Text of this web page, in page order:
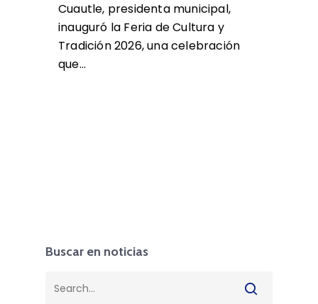
Cuautle, presidenta municipal,
inauguró la Feria de Cultura y
Tradición 2026, una celebración
que…
Buscar en noticias